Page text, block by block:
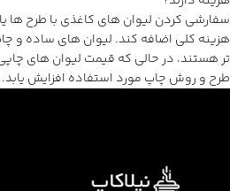
سفارشی کردن لیوان های کاغذی با طرح ها
هزینه کلی اضافه کند. لیوان های ساده و
تر هستند، در حالی که قیمت لیوان های
طرح و روش چاپ مورد استفاده افزایش یابد.